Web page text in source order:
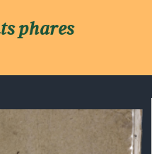
phares